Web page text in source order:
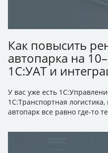
Как повысить
автопарка на
1С:УАТ и
У вас уже есть
1С:Транспортная
автопарк все равно где-то